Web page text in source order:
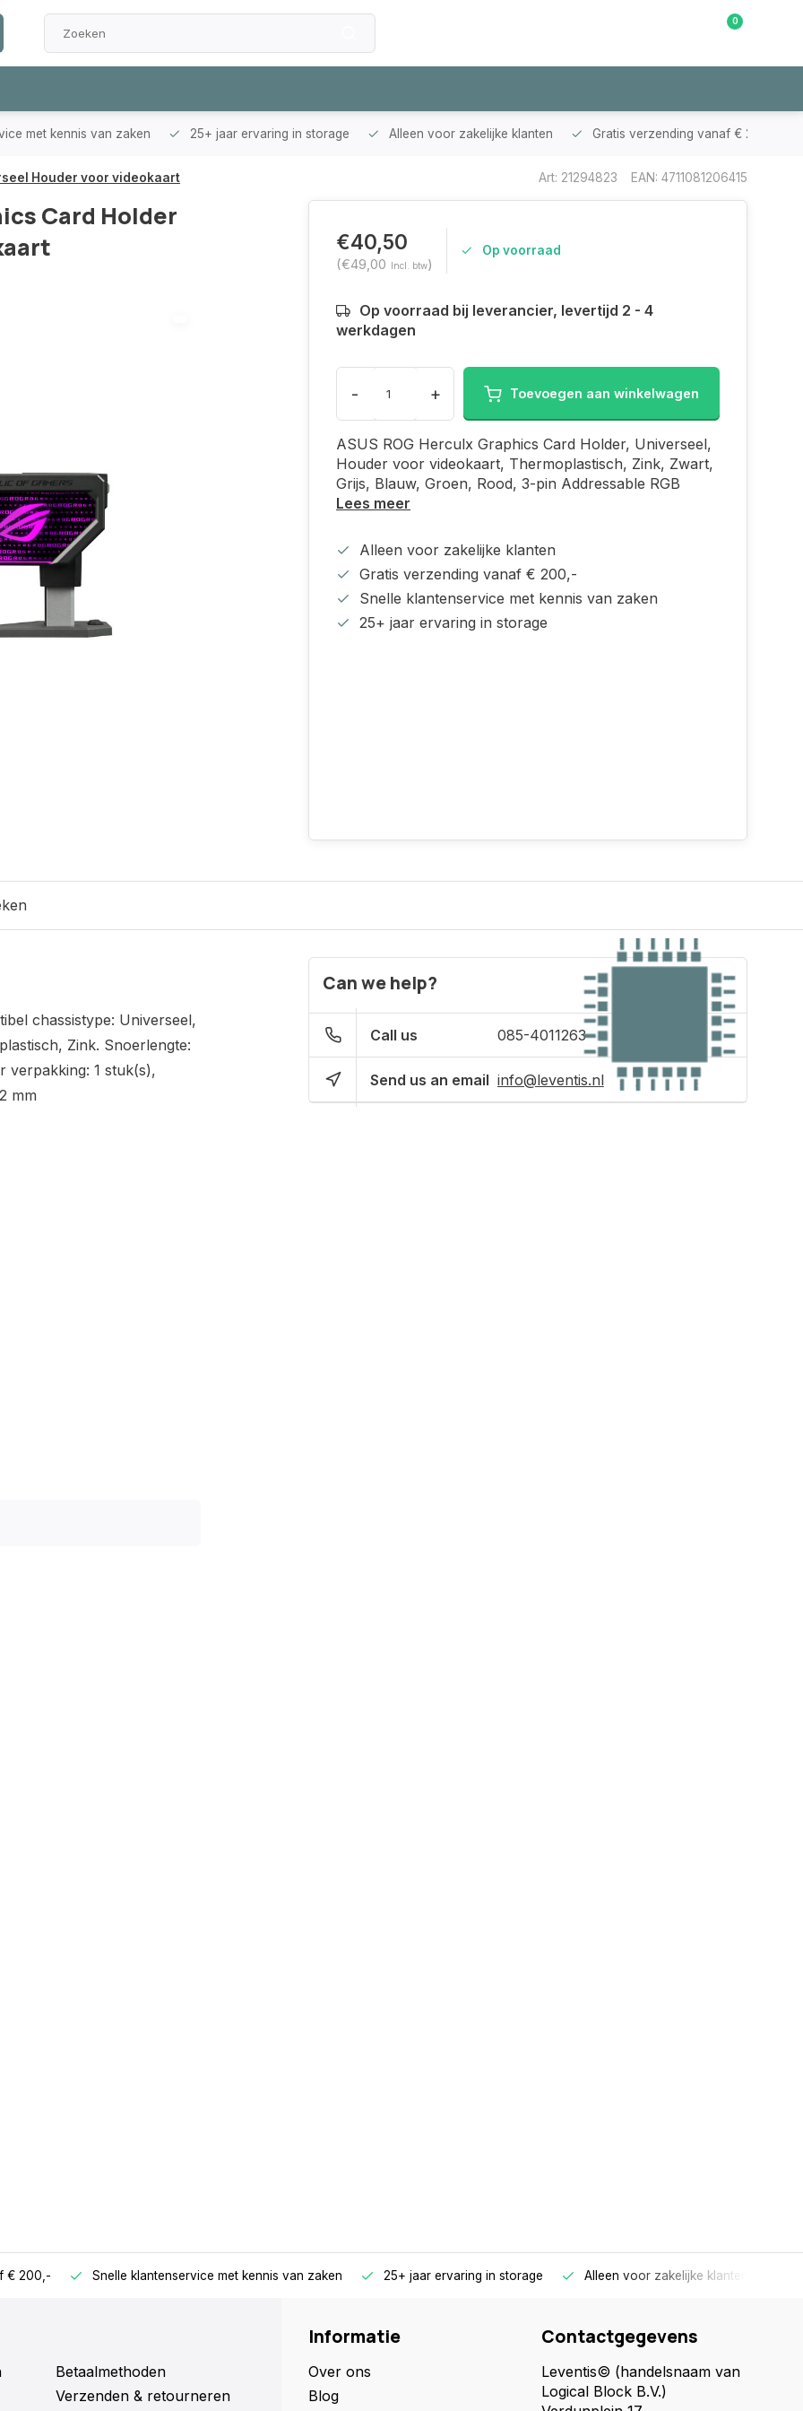
0
met kennis van zaken 25+ jaar ervaring in storage Alleen voor zakelijke klanten Gratis verzending vanaf € 200,-
Houder voor videokaart Art: 21294823 EAN: 4711081206415
Card Holder
€40,50
(€49,00 Incl. btw)
Op voorraad
Op voorraad bij leverancier, levertijd 2 - 4
werkdagen
- + Toevoegen aan winkelwagen
ASUS ROG Herculx Graphics Card Holder, Universeel,
Houder voor videokaart, Thermoplastisch, Zink, Zwart,
Grijs, Blauw, Groen, Rood, 3-pin Addressable RGB
Lees meer
Alleen voor zakelijke klanten
Gratis verzending vanaf € 200,-
Snelle klantenservice met kennis van zaken
25+ jaar ervaring in storage
chassistype: Universeel,
Zink. Snoerlengte:
verpakking: 1 stuk(s),
mm
Can we help?
Call us 085-4011263
Send us an email info@leventis.nl
€ 200,- Snelle klantenservice met kennis van zaken 25+ jaar ervaring in storage Alleen voor zakelijke klanten
Betaalmethoden
Verzenden & retourneren
Informatie
Over ons
Blog
Contactgegevens
Leventis© (handelsnaam van
Logical Block B.V.)